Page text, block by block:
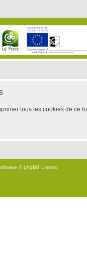
tous les cookies de ce
© phpBB Limited